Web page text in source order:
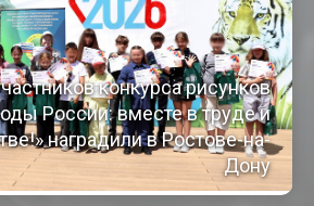
конкурса рисунков
России: вместе в труде и
наградили в Ростове-на-
Дону